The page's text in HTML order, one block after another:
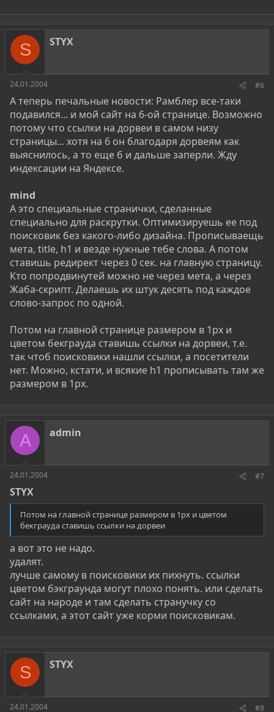
S STYX
24.01.2004 #6
А теперь печальные новости: Рамблер все-таки
подавился... и мой сайт на 6-ой странице. Возможно
потому что ссылки на дорвеи в самом низу
страницы... хотя на 6 он благодаря дорвеям как
выяснилось, а то еще б и дальше заперли. Жду
индексации на Яндексе.
mind
А это специальные странички, сделанные
специально для раскрутки. Оптимизируешь ее под
поисковик без какого-либо дизайна. Прописываещь
мета, title, h1 и везде нужные тебе слова. А потом
ставишь редирект через 0 сек. на главную страницу.
Кто попродвинутей можно не через мета, а через
Жаба-скрипт. Делаешь их штук десять под каждое
слово-запрос по одной.
Потом на главной странице размером в 1px и
цветом бекграуда ставишь ссылки на дорвеи, т.е.
так чтоб поисковики нашли ссылки, а посетители
нет. Можно, кстати, и всякие h1 прописывать там же
размером в 1px.
A admin
24.01.2004 #7
STYX
Потом на главной странице размером в 1px и цветом
бекграуда ставишь ссылки на дорвеи
а вот это не надо.
удалят.
лучше самому в поисковики их пихнуть. ссылки
цветом бэкграунда могут плохо понять. или сделать
сайт на народе и там сделать странучку со
ссылками, а этот сайт уже корми поисковикам.
S STYX
24.01.2004 #8